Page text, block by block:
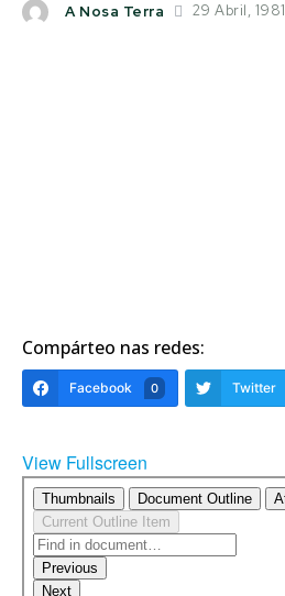
A Nosa Terra 29 Abril, 1981
Compárteo nas redes:
Facebook 0 Twitter
View Fullscreen